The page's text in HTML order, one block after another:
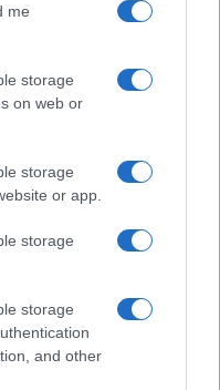
me
storage
on web or
storage
or app.
storage
storage
and other
in container
2026: Veicoli